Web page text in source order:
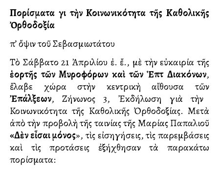
Πορίσματα γιὰ τὴν Κοινωνικότητα τῆς Καθολικῆς
Ὀρθοδοξία
Ὑπ’ ὄψιν τοῦ Σεβασμιωτάτου
Τὸ Σάββατο 21 Ἀπριλίου ἐ. ἔ., μὲ τὴν εὐκαιρία τῆς
ἑορτῆς τῶν Μυροφόρων καὶ τῶν Ἑπτὰ Διακόνων,
ἔλαβε χώρα στὴν κεντρικὴ αἴθουσα τῶν
Ἐπάλξεων, Ζήνωνος 3, Ἐκδήλωση γιὰ τὴν
Κοινωνικότητα τῆς Καθολικῆς Ὀρθοδοξίας. Μετὰ
ἀπὸ τὴν προβολὴ τῆς ταινίας τῆς Μαρίας Παπαλιοῦ
«Δὲν εἶσαι μόνος», τὶς εἰσηγήσεις, τὶς παρεμβάσεις
καὶ τὶς προτάσεις ἐξήχθησαν τὰ παρακάτω
πορίσματα: